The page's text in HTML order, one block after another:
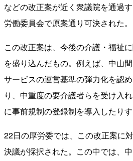
などの改正案が近く衆議院を通過
労働委員会で原案通り可決された。
この改正案は、今後の介護・福祉
を盛り込んだもの。例えば、中山
サービスの運営基準の弾力化を認
り、中重度の要介護者らを受け入
に事前規制の登録制を導入したりす
22日の厚労委では、この改正案に
決議が採択された。この中では、